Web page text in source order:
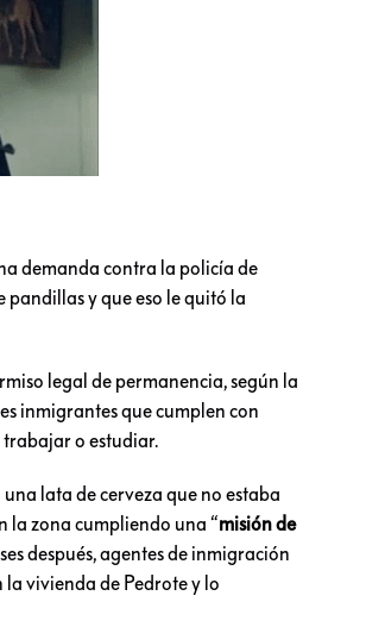
demanda contra la policía de
pandillas y que eso le quitó la
legal de permanencia, según la
inmigrantes que cumplen con
o estudiar.
lata de cerveza que no estaba
la zona cumpliendo una “misión de
después, agentes de inmigración
vivienda de Pedrote y lo